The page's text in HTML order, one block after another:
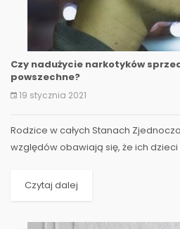
Czy nadużycie narkotyków
powszechne?
19 stycznia 2021
Rodzice w całych Stanach
względów obawiają się, że ich
Czytaj dalej